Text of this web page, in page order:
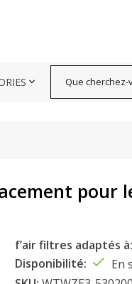
pour
f’air filtres adaptés à:
Disponibilité:
En